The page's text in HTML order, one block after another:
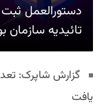
دستورالعمل ثبت
تائیدیه
یافت